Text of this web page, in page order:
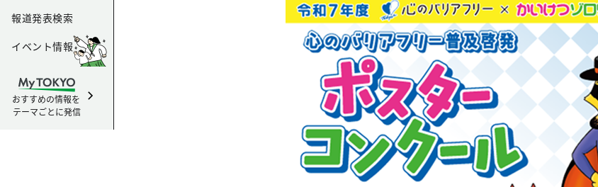
報道発表検索
イベント情報
おすすめの情報を
テーマごとに発信